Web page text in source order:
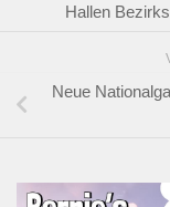
Hallen
Neue